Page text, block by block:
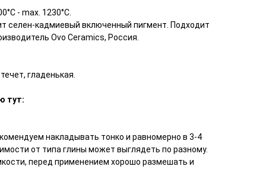
- max. 1230°С.
селен-кадмиевый включенный пигмент. Подходит
Ovo Ceramics, Россия.
гладенькая.
тут:
накладывать тонко и равномерно в 3-4
от типа глины может выглядеть по разному.
перед применением хорошо размешать и